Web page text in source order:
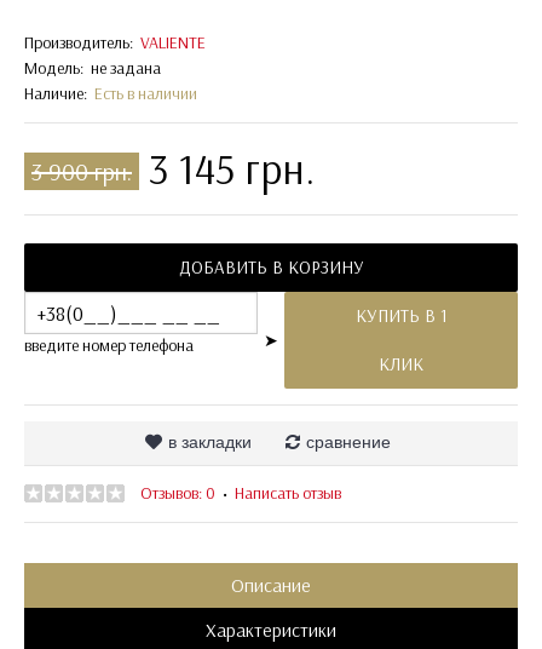
Производитель: VALIENTE
Модель: не задана
Наличие: Есть в наличии
3 900 грн. 3 145 грн.
ДОБАВИТЬ В КОРЗИНУ
введите номер телефона ➤
КУПИТЬ В 1
КЛИК
в закладки сравнение
Отзывов: 0 • Написать отзыв
Описание
Характеристики